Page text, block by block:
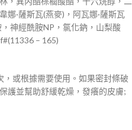
娜·薩斯瓦(燕麥)，阿瓦娜·薩斯瓦
神經酰胺NP，氯化鈉，山梨酸
– 165)
或根據需要使用。如果密封條破
護並幫助舒緩乾燥，發癢的皮膚;